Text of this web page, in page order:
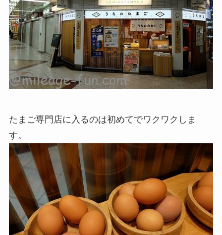
たまご専門店に入るのは初めてでワクワクしま
す。